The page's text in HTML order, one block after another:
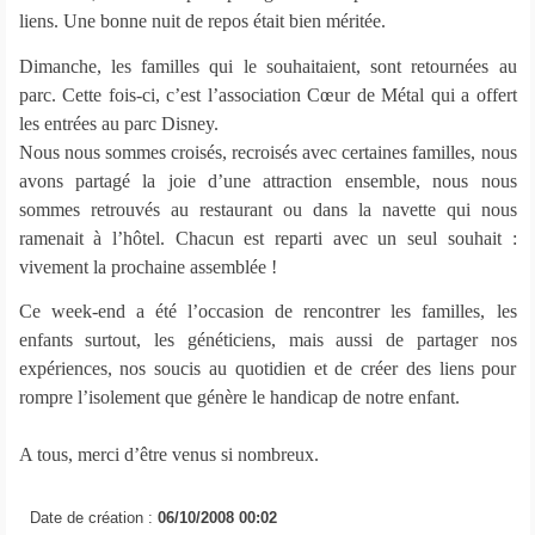
liens. Une bonne nuit de repos était bien méritée.
Dimanche, les familles qui le souhaitaient, sont retournées au
parc. Cette fois-ci, c’est l’association Cœur de Métal qui a offert
les entrées au parc Disney.
Nous nous sommes croisés, recroisés avec certaines familles, nous
avons partagé la joie d’une attraction ensemble, nous nous
sommes retrouvés au restaurant ou dans la navette qui nous
ramenait à l’hôtel. Chacun est reparti avec un seul souhait :
vivement la prochaine assemblée !
Ce week-end a été l’occasion de rencontrer les familles, les
enfants surtout, les généticiens, mais aussi de partager nos
expériences, nos soucis au quotidien et de créer des liens pour
rompre l’isolement que génère le handicap de notre enfant.
A tous, merci d’être venus si nombreux.
Date de création : 06/10/2008 00:02